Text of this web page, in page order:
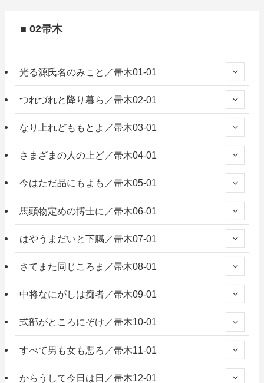
■ 02帚木
光る源氏名のみこと／帚木01-01
つれづれと降り暮ら／帚木02-01
なり上れどももとよ／帚木03-01
さまざまの人の上ど／帚木04-01
今はただ品にもよも／帚木05-01
馬頭物定めの博士に／帚木06-01
はやうまだいと下臈／帚木07-01
さてまた同じころま／帚木08-01
中将なにがしは痴者／帚木09-01
式部がところにぞけ／帚木10-01
すべて男も女も悪ろ／帚木11-01
からうして今日は日／帚木12-01